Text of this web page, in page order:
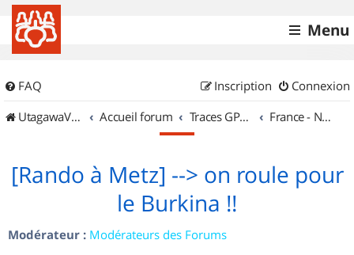
Menu
FAQ Connexion
Inscription
UtagawaVTT (Randos VTT et VTTAE avec traces GPS)
Accueil forum Traces GPS de randos VTT France - Nord Est
[Rando à Metz] --> on roule pour
le Burkina !!
Modérateur : Modérateurs des Forums